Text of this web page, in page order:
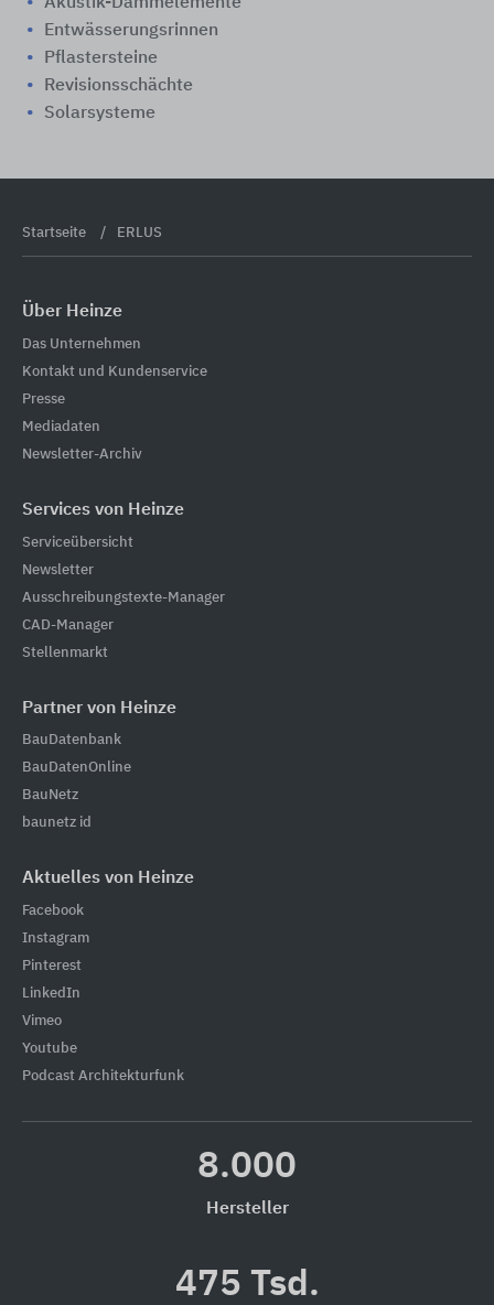
Entwässerungsrinnen
Pflastersteine
Revisionsschächte
Solarsysteme
Startseite ERLUS
Über Heinze
Das Unternehmen
Kontakt und Kundenservice
Presse
Mediadaten
Newsletter-Archiv
Services von Heinze
Serviceübersicht
Newsletter
Ausschreibungstexte-Manager
CAD-Manager
Stellenmarkt
Partner von Heinze
BauDatenbank
BauDatenOnline
BauNetz
baunetz id
Aktuelles von Heinze
Facebook
Instagram
Pinterest
LinkedIn
Vimeo
Youtube
Podcast Architekturfunk
8.000
Hersteller
475 Tsd.